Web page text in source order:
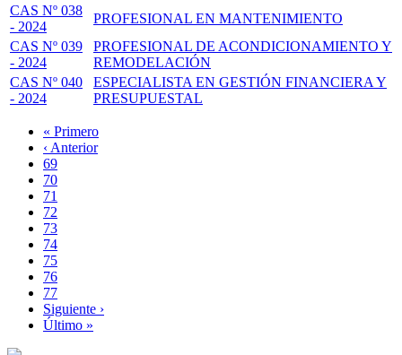
CAS Nº 038
- 2024
PROFESIONAL EN MANTENIMIENTO
CAS Nº 039
- 2024
PROFESIONAL DE ACONDICIONAMIENTO Y
REMODELACIÓN
CAS Nº 040
- 2024
ESPECIALISTA EN GESTIÓN FINANCIERA Y
PRESUPUESTAL
Paginación
Primera
página
« Primero
Página
anterior
‹ Anterior
Page
69
Page
70
Page
71
Page
72
Página
actual
73
Page
74
Page
75
Page
76
Page
77
Siguiente
página
Siguiente ›
Última
Último »